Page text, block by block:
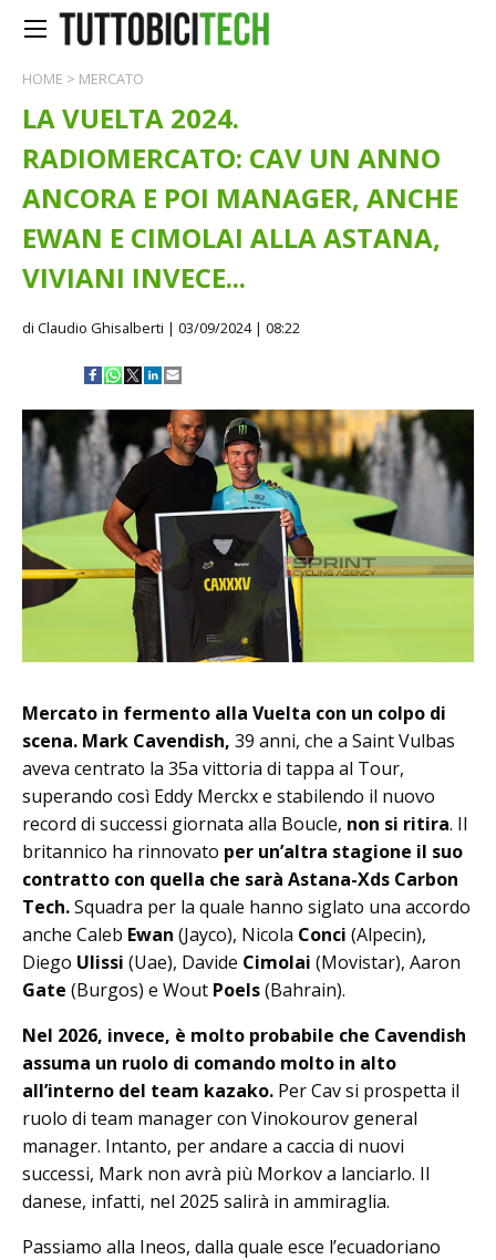
HOME > MERCATO
LA VUELTA 2024.
RADIOMERCATO: CAV UN ANNO
ANCORA E POI MANAGER, ANCHE
EWAN E CIMOLAI ALLA ASTANA,
VIVIANI INVECE...
di Claudio Ghisalberti | 03/09/2024 | 08:22
Mercato in fermento alla Vuelta con un colpo di
scena. Mark Cavendish, 39 anni, che a Saint Vulbas
aveva centrato la 35a vittoria di tappa al Tour,
superando così Eddy Merckx e stabilendo il nuovo
record di successi giornata alla Boucle, non si ritira. Il
britannico ha rinnovato per un’altra stagione il suo
contratto con quella che sarà Astana-Xds Carbon
Tech.Squadra per la quale hanno siglato una accordo
anche Caleb Ewan (Jayco), Nicola Conci (Alpecin),
Diego Ulissi (Uae), Davide Cimolai (Movistar), Aaron
Gate (Burgos) e Wout Poels(Bahrain).
Nel 2026, invece, è molto probabile che Cavendish
assuma un ruolo di comando molto in alto
all’interno del team kazako. Per Cav si prospetta il
ruolo di team manager con Vinokourov general
manager. Intanto, per andare a caccia di nuovi
successi, Mark non avrà più Morkov a lanciarlo. Il
danese, infatti, nel 2025 salirà in ammiraglia.
Passiamo alla Ineos, dalla quale esce l’ecuadoriano